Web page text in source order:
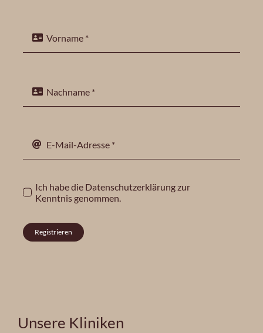
Ich habe die Datenschutzerklärungzur
Kenntnis genommen.
Registrieren
Unsere Kliniken